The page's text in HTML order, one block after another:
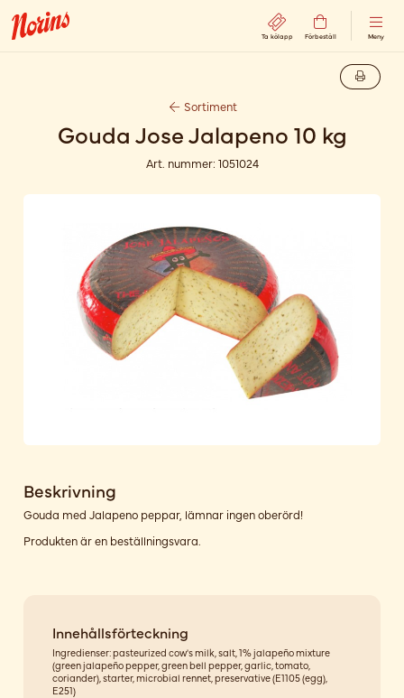
Ta kölapp Förbeställ Meny
Sortiment
Gouda Jose Jalapeno 10 kg
Art. nummer: 1051024
Beskrivning
Gouda med Jalapeno peppar, lämnar ingen oberörd!
Produkten är en beställningsvara.
Innehållsförteckning
Ingredienser: pasteurized cow's milk, salt, 1% jalapeño mixture
(green jalapeño pepper, green bell pepper, garlic, tomato,
coriander), starter, microbial rennet, preservative (E1105 (egg),
E251)